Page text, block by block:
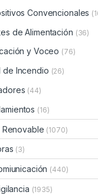
Convencionales
de Alimentación (36)
y Voceo (76)
de Incendio (26)
(44)
(16)
Renovable (1070)
(3)
(440)
(1935)